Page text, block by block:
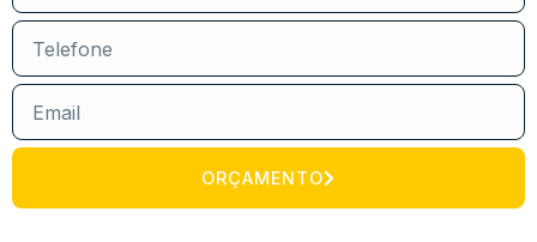
ORÇAMENTO